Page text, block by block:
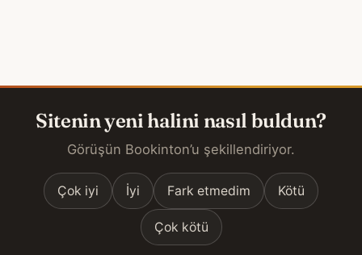
Sitenin yeni halini nasıl buldun?
Görüşün Bookinton’u şekillendiriyor.
Çok iyi İyi Fark etmedim Kötü
Çok kötü